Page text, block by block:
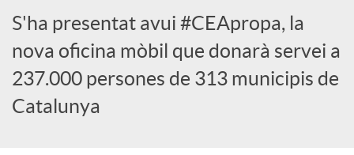
c
i
S'ha presentat avui #CEApropa, la
nova oficina mòbil que donarà servei a
237.000 persones de 313 municipis de
Catalunya